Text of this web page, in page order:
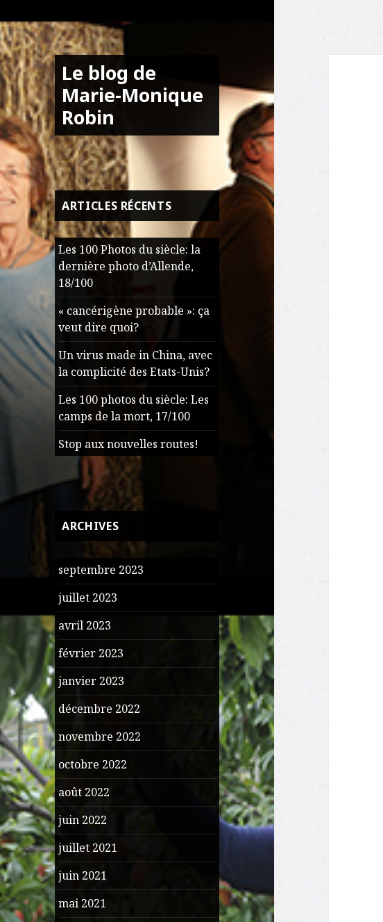
Le blog de
Marie-Monique
Robin
ARTICLES RÉCENTS
Les 100 Photos du siècle: la
dernière photo d’Allende,
18/100
« cancérigène probable »: ça
veut dire quoi?
Un virus made in China, avec
la complicité des Etats-Unis?
Les 100 photos du siècle: Les
camps de la mort, 17/100
Stop aux nouvelles routes!
ARCHIVES
septembre 2023
juillet 2023
avril 2023
février 2023
janvier 2023
décembre 2022
novembre 2022
octobre 2022
août 2022
juin 2022
juillet 2021
juin 2021
mai 2021